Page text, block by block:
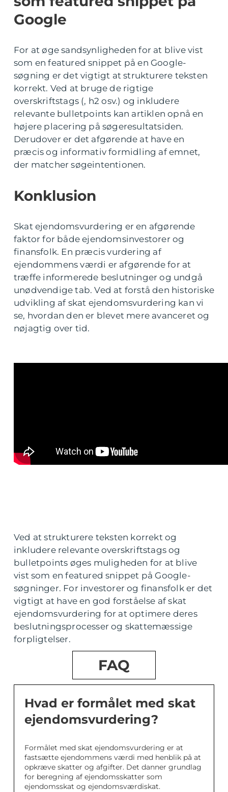
Google
For at øge sandsynligheden for at blive vist
som en featured snippet på en Google-
søgning er det vigtigt at strukturere teksten
korrekt. Ved at bruge de rigtige
overskriftstags (, h2 osv.) og inkludere
relevante bulletpoints kan artiklen opnå en
højere placering på søgeresultatsiden.
Derudover er det afgørende at have en
præcis og informativ formidling af emnet,
der matcher søgeintentionen.
Konklusion
Skat ejendomsvurdering er en afgørende
faktor for både ejendomsinvestorer og
finansfolk. En præcis vurdering af
ejendommens værdi er afgørende for at
træffe informerede beslutninger og undgå
unødvendige tab. Ved at forstå den historiske
udvikling af skat ejendomsvurdering kan vi
se, hvordan den er blevet mere avanceret og
nøjagtig over tid.
Ved at strukturere teksten korrekt og
inkludere relevante overskriftstags og
bulletpoints øges muligheden for at blive
vist som en featured snippet på Google-
søgninger. For investorer og finansfolk er det
vigtigt at have en god forståelse af skat
ejendomsvurdering for at optimere deres
beslutningsprocesser og skattemæssige
forpligtelser.
FAQ
Hvad er formålet med skat
ejendomsvurdering?
Formålet med skat ejendomsvurdering er at
fastsætte ejendommens værdi med henblik på at
opkræve skatter og afgifter. Det danner grundlag
for beregning af ejendomsskatter som
ejendomsskat og ejendomsværdiskat.